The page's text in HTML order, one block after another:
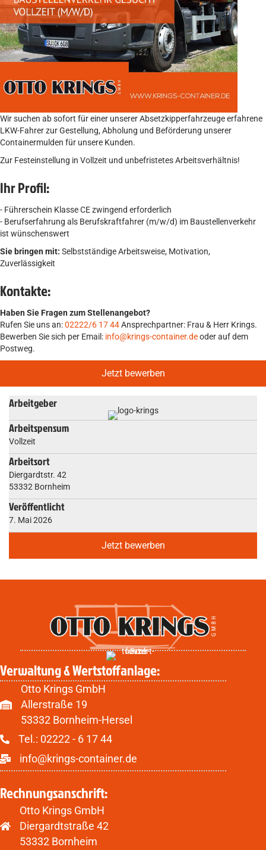
Wir suchen ab sofort für einer unserer Absetzkipperfahrzeuge erfahrene
LKW-Fahrer zur Gestellung, Abholung und Beförderung unserer
Containermulden für unsere Kunden.
Zur Festeinstellung in Vollzeit und unbefristetes Arbeitsverhältnis!
Ihr Profil:
- Führerschein Klasse CE zwingend erforderlich
- Berufserfahrung als Berufskraftfahrer (m/w/d) im Baustellenverkehr
ist wünschenswert
Sie bringen mit: Selbstständige Arbeitsweise, Motivation,
Zuverlässigkeit
Kontakte:
Haben Sie Fragen zum Stellenangebot?
Rufen Sie uns an:02222/6 17 44Ansprechpartner: Frau & Herr Krings.
Bewerben Sie sich per Email: info@krings-container.deoder auf dem
Postweg.
Jetzt bewerben
Arbeitgeber
Arbeitspensum
Vollzeit
Arbeitsort
Diergardtstr. 42
53332 Bornheim
Veröffentlicht
7. Mai 2026
Jetzt bewerben
Verwaltung & Wertstoffanlage:
Otto Krings GmbH
Allerstraße 19
53332 Bornheim-Hersel
Tel.: 02222 - 6 17 44
info@krings-container.de
Rechnungsanschrift:
Otto Krings GmbH
Diergardtstraße 42
53332 Bornheim